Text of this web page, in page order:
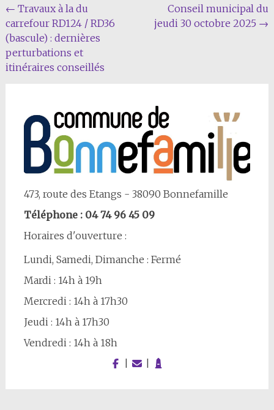
Navigation
Article
← Travaux à la du
carrefour RD124 / RD36
(bascule) : dernières
perturbations et
itinéraires conseillés
Conseil municipal du
jeudi 30 octobre 2025 →
473, route des Etangs - 38090 Bonnefamille
Téléphone : 04 74 96 45 09
Horaires d'ouverture :
Lundi, Samedi, Dimanche : Fermé
Mardi : 14h à 19h
Mercredi : 14h à 17h30
Jeudi : 14h à 17h30
Vendredi : 14h à 18h